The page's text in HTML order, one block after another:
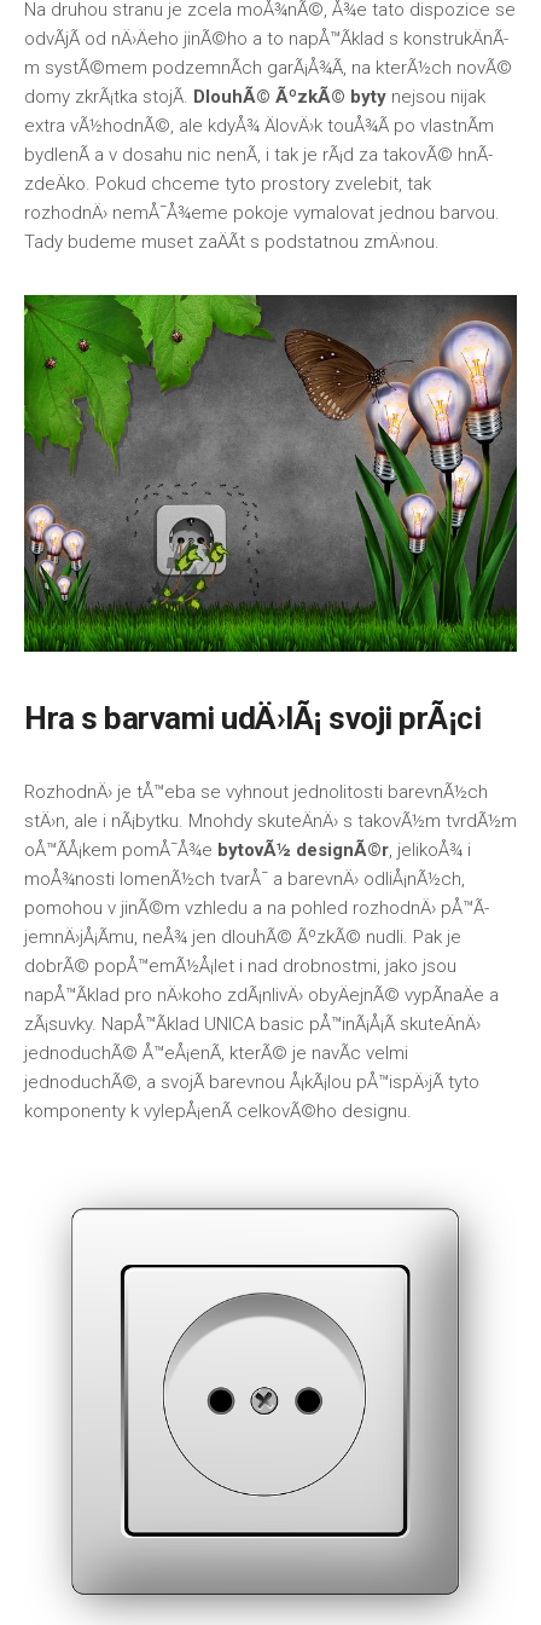
Na druhou stranu je zcela moÅ¾nÃ©, Å¾e tato dispozice se
odvÃ­jÃ­ od nÄ›Äeho jinÃ©ho a to napÅ™Ã­klad s konstrukÄnÃ­
m systÃ©mem podzemnÃ­ch garÃ¡Å¾Ã­, na kterÃ½ch novÃ©
domy zkrÃ¡tka stojÃ­. DlouhÃ© ÃºzkÃ© byty nejsou nijak
extra vÃ½hodnÃ©, ale kdyÅ¾ ÄlovÄ›k touÅ¾Ã­ po vlastnÃ­m
bydlenÃ­ a v dosahu nic nenÃ­, i tak je rÃ¡d za takovÃ© hnÃ­
zdeÄko. Pokud chceme tyto prostory zvelebit, tak
rozhodnÄ› nemÅ¯Å¾eme pokoje vymalovat jednou barvou.
Tady budeme muset zaÄÃ­t s podstatnou zmÄ›nou.
Hra s barvami udÄ›lÃ¡ svoji prÃ¡ci
RozhodnÄ› je tÅ™eba se vyhnout jednolitosti barevnÃ½ch
stÄ›n, ale i nÃ¡bytku. Mnohdy skuteÄnÄ› s takovÃ½m tvrdÃ½m
oÅ™Ã­Å¡kem pomÅ¯Å¾e bytovÃ½ designÃ©r , jelikoÅ¾ i
moÅ¾nosti lomenÃ½ch tvarÅ¯ a barevnÄ› odliÅ¡nÃ½ch,
pomohou v jinÃ©m vzhledu a na pohled rozhodnÄ› pÅ™Ã­
jemnÄ›jÅ¡Ã­mu, neÅ¾ jen dlouhÃ© ÃºzkÃ© nudli. Pak je
dobrÃ© popÅ™emÃ½Å¡let i nad drobnostmi, jako jsou
napÅ™Ã­klad pro nÄ›koho zdÃ¡nlivÄ› obyÄejnÃ© vypÃ­naÄe a
zÃ¡suvky. NapÅ™Ã­klad UNICA basic pÅ™inÃ¡Å¡Ã­ skuteÄnÄ›
jednoduchÃ© Å™eÅ¡enÃ­, kterÃ© je navÃ­c velmi
jednoduchÃ©, a svojÃ­ barevnou Å¡kÃ¡lou pÅ™ispÄ›jÃ­ tyto
komponenty k vylepÅ¡enÃ­ celkovÃ©ho designu.